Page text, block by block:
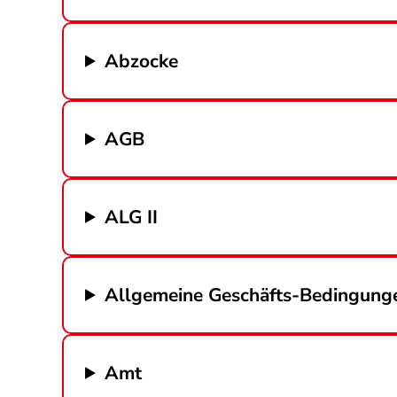
Abzocke
AGB
ALG II
Allgemeine Geschäfts-
Amt